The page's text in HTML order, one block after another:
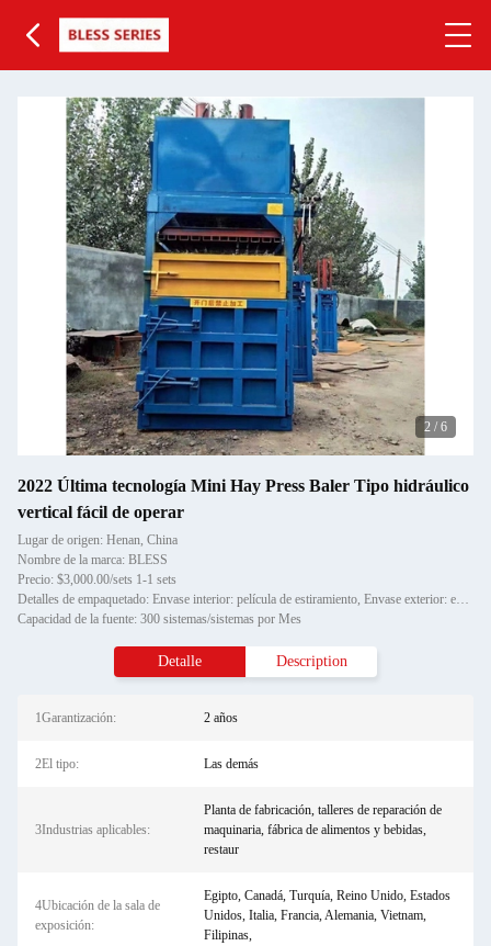
2 / 6
2022 Última tecnología Mini Hay Press Baler Tipo hidráulico
vertical fácil de operar
Lugar de origen: Henan, China
Nombre de la marca: BLESS
Precio: $3,000.00/sets 1-1 sets
Detalles de empaquetado: Envase interior: película de estiramiento, Envase exterior: estuche o contenedor de madera estándar
Capacidad de la fuente: 300 sistemas/sistemas por Mes
Detalle Description
1Garantización: 2 años
2El tipo: Las demás
3Industrias aplicables:
Planta de fabricación, talleres de reparación de
maquinaria, fábrica de alimentos y bebidas,
restaur
4Ubicación de la sala de
exposición:
Egipto, Canadá, Turquía, Reino Unido, Estados
Unidos, Italia, Francia, Alemania, Vietnam,
Filipinas,